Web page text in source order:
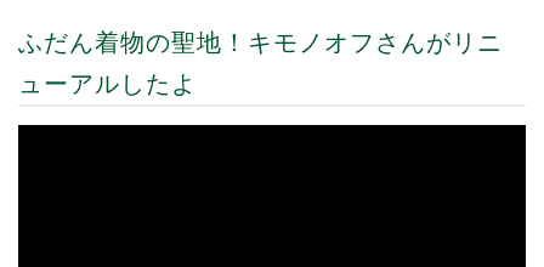
ふだん着物の聖地！キモノオフさんがリニ
ューアルしたよ